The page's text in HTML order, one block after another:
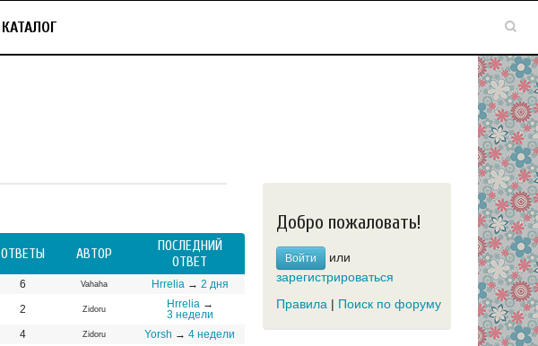
КАТАЛОГ
ОТВЕТЫ АВТОР
ПОСЛЕДНИЙ
ОТВЕТ
6 Vahaha Hrrelia → 2 дня
2 Zidoru Hrrelia →
3 недели
4 Zidoru Yorsh → 4 недели
Добро пожаловать!
Войти
или
зарегистрироваться
Правила | Поиск по форуму